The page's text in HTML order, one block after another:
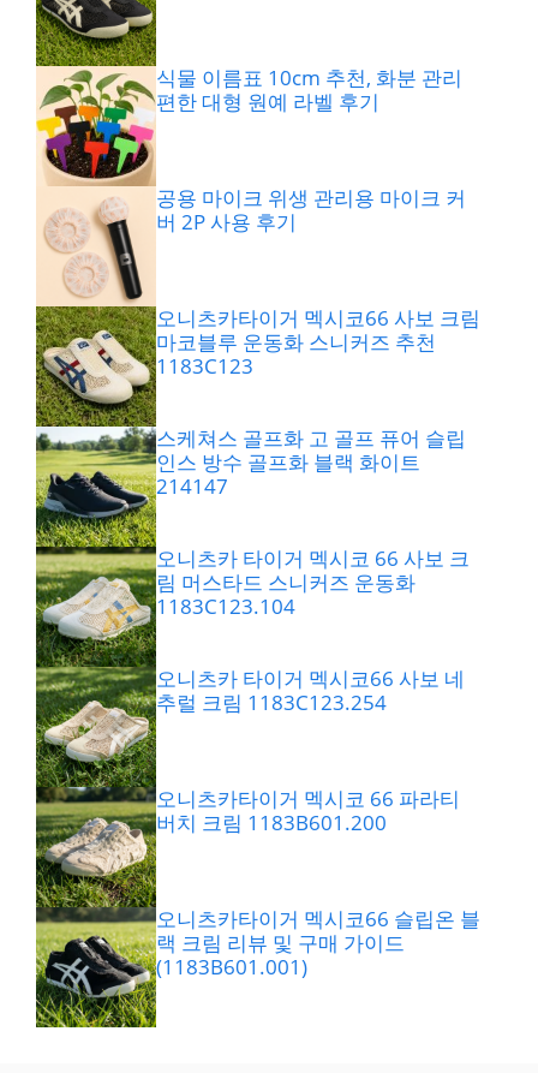
식물 이름표 10cm 추천, 화분 관리
편한 대형 원예 라벨 후기
공용 마이크 위생 관리용 마이크 커
버 2P 사용 후기
오니츠카타이거 멕시코66 사보 크림
마코블루 운동화 스니커즈 추천
1183C123
스케쳐스 골프화 고 골프 퓨어 슬립
인스 방수 골프화 블랙 화이트
214147
오니츠카 타이거 멕시코 66 사보 크
림 머스타드 스니커즈 운동화
1183C123.104
오니츠카 타이거 멕시코66 사보 네
추럴 크림 1183C123.254
오니츠카타이거 멕시코 66 파라티
버치 크림 1183B601.200
오니츠카타이거 멕시코66 슬립온 블
랙 크림 리뷰 및 구매 가이드
(1183B601.001)